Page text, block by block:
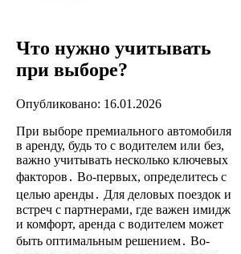
Что нужно учитывать
при выборе?
Опубликовано: 16.01.2026
При выборе премиального автомобиля
в аренду, будь то с водителем или без,
важно учитывать несколько ключевых
факторов․ Во-первых, определитесь с
целью аренды․ Для деловых поездок и
встреч с партнерами, где важен имидж
и комфорт, аренда с водителем может
быть оптимальным решением․ Во-